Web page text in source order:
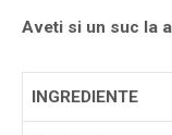
Aveti si un suc la
INGREDIENTE